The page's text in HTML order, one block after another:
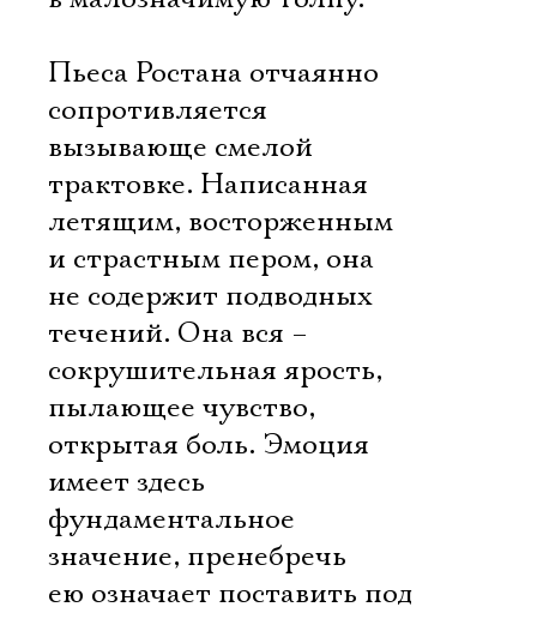
Пьеса Ростана отчаянно
сопротивляется
вызывающе смелой
трактовке. Написанная
летящим, восторженным
и страстным пером, она
не содержит подводных
течений. Она вся –
сокрушительная ярость,
пылающее чувство,
открытая боль. Эмоция
имеет здесь
фундаментальное
значение, пренебречь
ею означает поставить под